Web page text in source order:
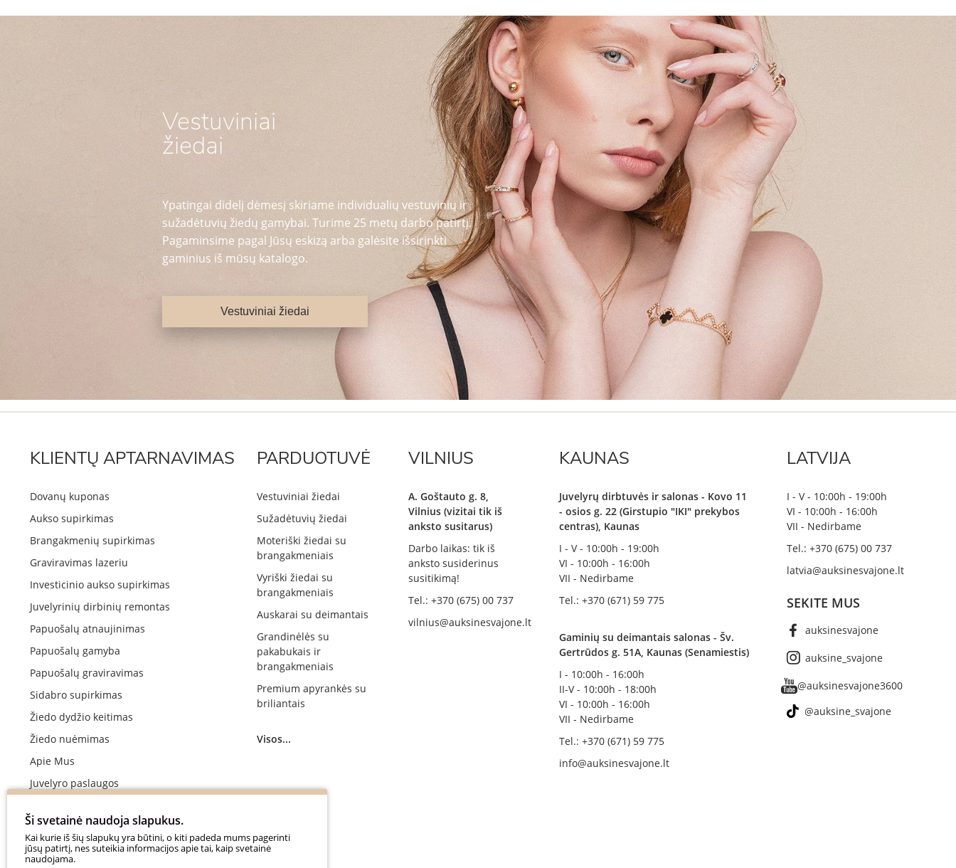
Vestuviniai
žiedai
Ypatingai didelį dėmesį skiriame individualių vestuvinių ir
sužadėtuvių žiedų gamybai. Turime 25 metų darbo patirtį.
Pagaminsime pagal Jūsų eskizą arba galėsite išsirinkti
gaminius iš mūsų katalogo.
Vestuviniai žiedai
KLIENTŲ APTARNAVIMAS
Dovanų kuponas
Aukso supirkimas
Brangakmenių supirkimas
Graviravimas lazeriu
Investicinio aukso supirkimas
Juvelyrinių dirbinių remontas
Papuošalų atnaujinimas
Papuošalų gamyba
Papuošalų graviravimas
Sidabro supirkimas
Žiedo dydžio keitimas
Žiedo nuėmimas
Apie Mus
Juvelyro paslaugos
Sužadėtuvių žiedų gamyba
Apmokėjimas
PARDUOTUVĖ
Vestuviniai žiedai
Sužadėtuvių žiedai
Moteriški žiedai su
brangakmeniais
Vyriški žiedai su
brangakmeniais
Auskarai su deimantais
Grandinėlės su
pakabukais ir
brangakmeniais
Premium apyrankės su
briliantais
Visos...
VILNIUS
A. Goštauto g. 8,
Vilnius (vizitai tik iš
anksto susitarus)
Darbo laikas: tik iš
anksto susiderinus
susitikimą!
Tel.: +370 (675) 00 737
vilnius@auksinesvajone.lt
KAUNAS
Juvelyrų dirbtuvės ir salonas - Kovo 11
- osios g. 22 (Girstupio "IKI" prekybos
centras), Kaunas
I - V - 10:00h - 19:00h
VI - 10:00h - 16:00h
VII - Nedirbame
Tel.: +370 (671) 59 775
Gaminių su deimantais salonas - Šv.
Gertrūdos g. 51A, Kaunas (Senamiestis)
I - 10:00h - 16:00h
II-V - 10:00h - 18:00h
VI - 10:00h - 16:00h
VII - Nedirbame
Tel.: +370 (671) 59 775
info@auksinesvajone.lt
LATVIJA
I - V - 10:00h - 19:00h
VI - 10:00h - 16:00h
VII - Nedirbame
Tel.: +370 (675) 00 737
latvia@auksinesvajone.lt
SEKITE MUS
auksinesvajone
auksine_svajone
@auksinesvajone3600
@auksine_svajone
Ši svetainė naudoja slapukus.
Kai kurie iš šių slapukų yra būtini, o kiti padeda mums pagerinti
jūsų patirtį, nes suteikia informacijos apie tai, kaip svetainė
naudojama.